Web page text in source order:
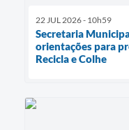
22 JUL 2026 - 10h59
Secretaria
orientações para
Recicla e Colhe